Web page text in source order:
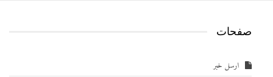
صفحات
ارسل خبر